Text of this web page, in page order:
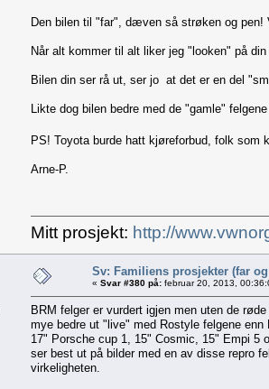
Den bilen til "far", dæven så strøken og
Når alt kommer til alt liker jeg "looken" på
Bilen din ser rå ut, ser jo at det er en del
Likte dog bilen bedre med de "gamle"
PS! Toyota burde hatt kjøreforbud, folk
Arne-P.
Mitt prosjekt: http://
Sv: Familiens prosjekter (far
« Svar #380 på: februar 20, 2013,
BRM felger er vurdert igjen men uten de
mye bedre ut "live" med Rostyle felgene
17" Porsche cup 1, 15" Cosmic, 15" Empi 5
ser best ut på bilder med en av disse repro
virkeligheten.